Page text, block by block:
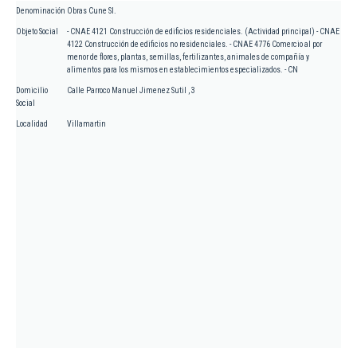
Denominación Obras Cune Sl.
Objeto Social
- CNAE 4121 Construcción de edificios residenciales. (Actividad principal) - CNAE
4122 Construcción de edificios no residenciales. - CNAE 4776 Comercio al por
menor de flores, plantas, semillas, fertilizantes, animales de compañía y
alimentos para los mismos en establecimientos especializados. - CN
Domicilio
Social
Calle Parroco Manuel Jimenez Sutil , 3
Localidad Villamartin